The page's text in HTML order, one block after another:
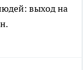
выход на